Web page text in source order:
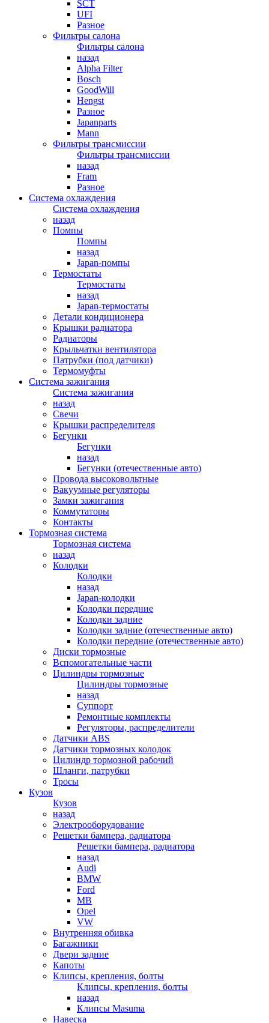
SCT
UFI
Разное
Фильтры салона
Фильтры салона
назад
Alpha Filter
Bosch
GoodWill
Hengst
Разное
Japanparts
Mann
Фильтры трансмиссии
Фильтры трансмиссии
назад
Fram
Разное
Система охлаждения
Система охлаждения
назад
Помпы
Помпы
назад
Japan-помпы
Термостаты
Термостаты
назад
Japan-термостаты
Детали кондиционера
Крышки радиатора
Радиаторы
Крыльчатки вентилятора
Патрубки (под датчики)
Термомуфты
Система зажигания
Система зажигания
назад
Свечи
Крышки распределителя
Бегунки
Бегунки
назад
Бегунки (отечественные авто)
Провода высоковольтные
Вакуумные регуляторы
Замки зажигания
Коммутаторы
Контакты
Тормозная система
Тормозная система
назад
Колодки
Колодки
назад
Japan-колодки
Колодки передние
Колодки задние
Колодки задние (отечественные авто)
Колодки передние (отечественные авто)
Диски тормозные
Вспомогательные части
Цилиндры тормозные
Цилиндры тормозные
назад
Суппорт
Ремонтные комплекты
Регуляторы, распределители
Датчики ABS
Датчики тормозных колодок
Цилиндр тормозной рабочий
Шланги, патрубки
Тросы
Кузов
Кузов
назад
Электрооборудование
Решетки бампера, радиатора
Решетки бампера, радиатора
назад
Audi
BMW
Ford
MB
Opel
VW
Внутренняя обивка
Багажники
Двери задние
Капоты
Клипсы, крепления, болты
Клипсы, крепления, болты
назад
Клипсы Masuma
Навеска